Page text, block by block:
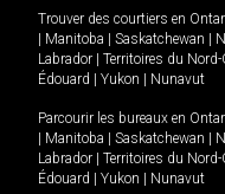
Trouver des courtiers en
Manitoba Saskatchewan
Labrador
Territoires du
Édouard
Yukon Nunavut
Parcourir les bureaux en
Manitoba Saskatchewan
Labrador
Territoires du
Édouard
Yukon Nunavut